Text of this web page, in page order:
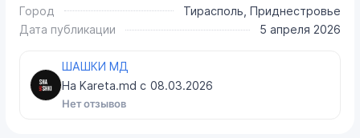
Город
Тирасполь, Приднестровье
Дата публикации
5 апреля 2026
ШАШКИ МД
На Kareta.md с 08.03.2026
Нет отзывов